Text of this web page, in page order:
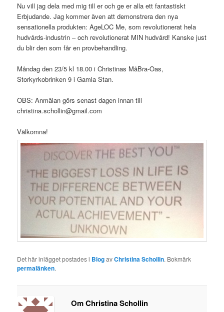
Nu vill jag dela med mig till er och ge er alla ett fantastiskt
Erbjudande. Jag kommer även att demonstrera den nya
sensationella produkten: AgeLOC Me, som revolutionerat hela
hudvårds-industrin – och revolutionerat MIN hudvård! Kanske just
du blir den som får en provbehandling.
Måndag den 23/5 kl 18.00 i Christinas MåBra-Oas,
Storkyrkobrinken 9 i Gamla Stan.
OBS: Anmälan görs senast dagen innan till
christina.schollin@gmail.com
Välkomna!
Det här inlägget postades i BlogavChristina Schollin. Bokmärk
permalänken.
Om Christina Schollin